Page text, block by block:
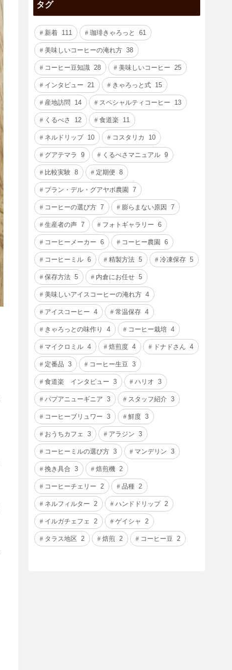
タグ
新着 111 珈琲きゃろっと 61
美味しいコーヒーの淹れ方 38
コーヒー豆知識 28 美味しいコーヒー 25
インタビュー 21 きゃろっと式 15
産地訪問 14 スペシャルティコーヒー 13
くるべさ 12 食道楽 11
ネルドリップ 10 コスタリカ 10
グアテマラ 9 くるべさマニュアル 9
比較実験 8 定期便 8
プラン・デル・グアヤボ農園 7
コーヒーの選び方 7 膨らまない原因 7
生産者の声 7 フォトギャラリー 6
コーヒーメーカー 6 コーヒー農園 6
コーヒーミル 6 精製方法 5 冷凍保存 5
保存方法 5 内倉にお任せ 5
美味しいアイスコーヒーの淹れ方 4
アイスコーヒー 4 常温保存 4
きゃろっとの味作り 4 コーヒー栽培 4
マイクロミル 4 焙煎度 4 ドナドさん 4
定番品 3 コーヒー生豆 3
食道楽 インタビュー 3 ハリオ 3
パプアニューギニア 3 スタッフ紹介 3
コーヒーブリュワー 3 鮮度 3
おうちカフェ 3 アラジン 3
コーヒーミルの選び方 3 マンデリン 3
挽き具合 3 焙煎機 2
コーヒーチェリー 2 品種 2
ネルフィルター 2 ハンドドリップ 2
イルガチェフェ 2 ゲイシャ 2
タラス地区 2 焙煎 2 コーヒー豆 2